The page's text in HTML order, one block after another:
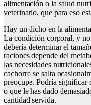
alimentación o la salud
veterinario, que para eso
Hay un dicho en la
La condición corporal, y
debería determinar el
raciones depende del
las necesidades
cachorro se salta
preocupe. Podría significar
o que le has dado
cantidad servida.